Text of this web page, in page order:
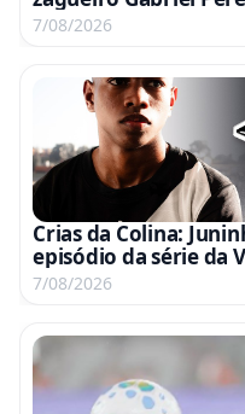
7/08/2026
Crias da Colina:
episódio da série da
7/08/2026